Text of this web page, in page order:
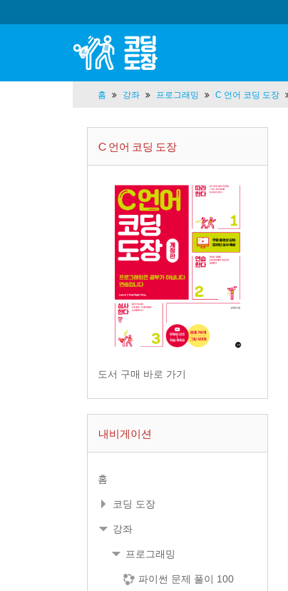
홈 강좌 프로그래밍 C 언어 코딩 도장
C 언어 코딩 도장
도서 구매 바로 가기
내비게이션
홈
코딩 도장
강좌
프로그래밍
파이썬 문제 풀이 100